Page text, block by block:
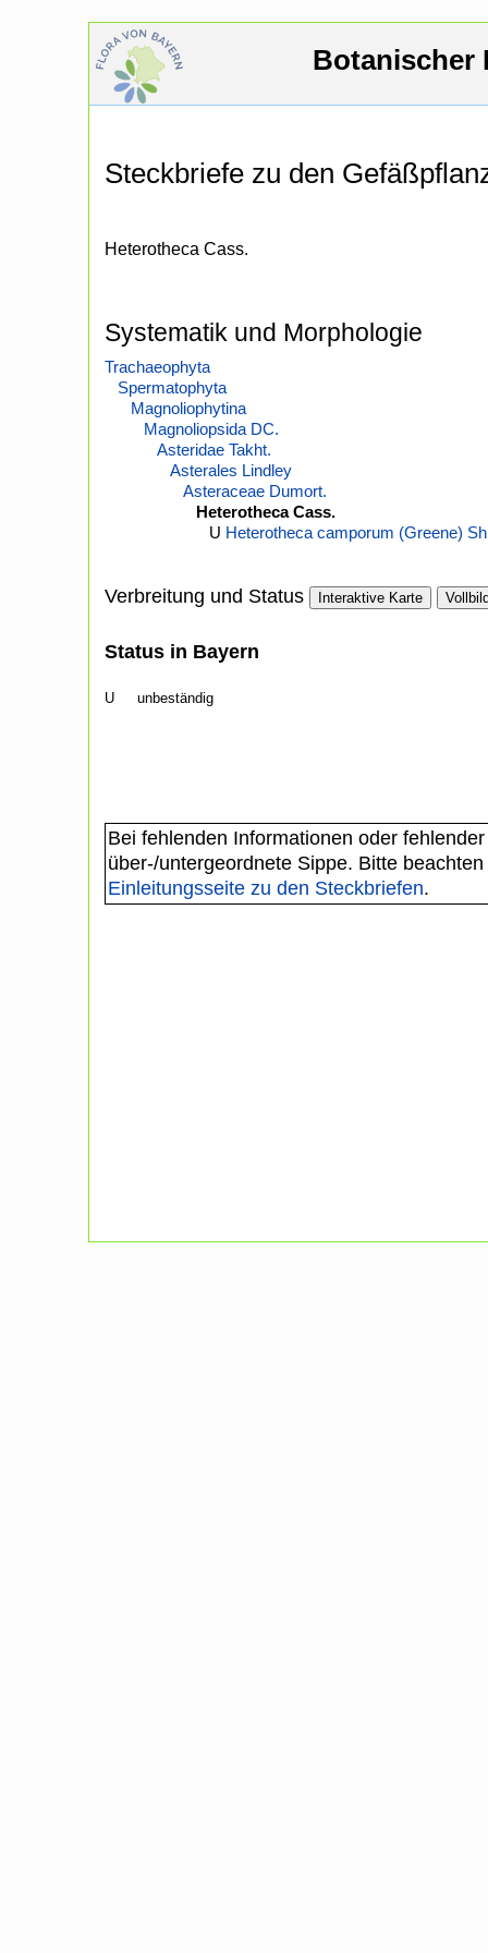
Botanischer
Steckbriefe zu den
Heterotheca Cass.
Systematik und Morphologie
Trachaeophyta
Spermatophyta
Magnoliophytina
Magnoliopsida DC.
Asteridae Takht.
Asterales Lindley
Asteraceae Dumort.
Heterotheca Cass.
U Heterotheca camporum (Greene)
Verbreitung und Status Interaktive Karte
Status in Bayern
U unbeständig
Bei fehlenden Informationen oder
über-/untergeordnete Sippe. Bitte
Einleitungsseite zu den Steckbriefen.